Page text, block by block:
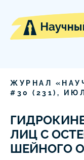
ЖУРНАЛ
# 30 ( 231),
ЛИЦ С
ШЕЙНОГО